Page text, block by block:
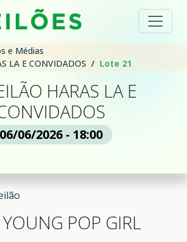
e Médias
LA E CONVIDADOS
Lote 21
HARAS LA E
06/06/2026 - 18:00
YOUNG POP GIRL